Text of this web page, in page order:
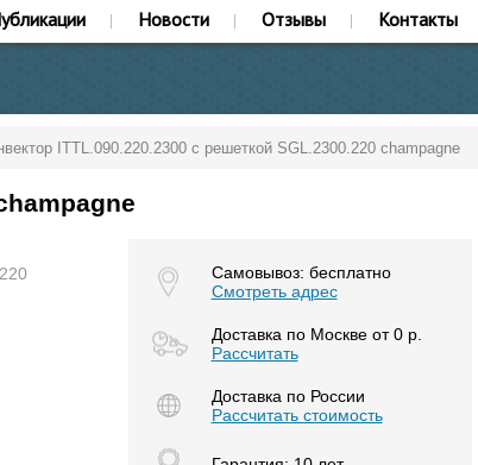
Новости Отзывы Контакты
ITTL.090.220.2300 с решеткой SGL.2300.220 champagne
Самовывоз: бесплатно
Смотреть адрес
Доставка по Москве от 0 р.
Расcчитать
Доставка по России
Рассчитать стоимость